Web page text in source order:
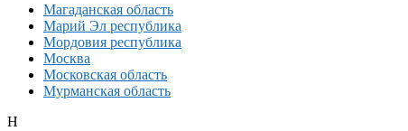
Магаданская область
Марий Эл республика
Мордовия республика
Москва
Московская область
Мурманская область
Н